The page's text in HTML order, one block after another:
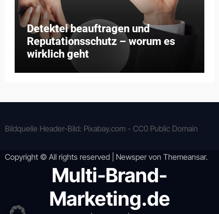
Detektei beauftragen und
Reputationsschutz – worum es
wirklich geht
Bildquelle Header-Bild: Pixabay.com - CC0 Public Domain
Copyright © All rights reserved Newspervon Themeansar.
Multi-Brand-
Marketing.de